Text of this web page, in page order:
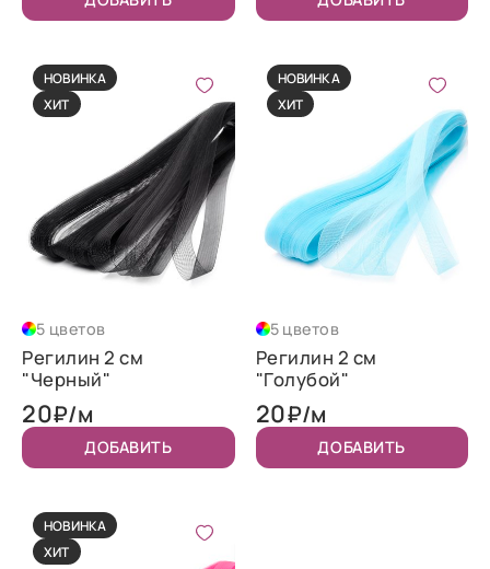
НОВИНКА
ХИТ
5 цветов
Регилин 2 см
"Черный"
20₽/м
ДОБАВИТЬ
НОВИНКА
ХИТ
5 цветов
Регилин 2 см
"Голубой"
20₽/м
ДОБАВИТЬ
НОВИНКА
ХИТ